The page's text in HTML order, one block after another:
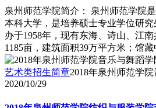
泉州师范学院简介： 泉州师范学院
本科大学，是培养硕士专业学位研
办于1958年，现有东海、诗山、江
1185亩，建筑面积39万平方米；馆藏
艺术类招生简章2018年泉州师范学
2020/10/29